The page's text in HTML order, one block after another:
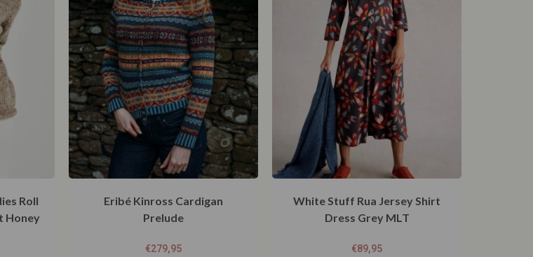
Roll
Honey
Eribé Kinross Cardigan
Prelude
€279,95
White Stuff Rua Jersey Shirt
Dress Grey MLT
€89,95